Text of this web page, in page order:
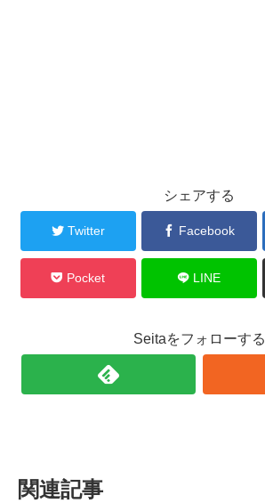
シェアする
Twitter Facebook
Pocket LINE
Seitaをフォローする
関連記事